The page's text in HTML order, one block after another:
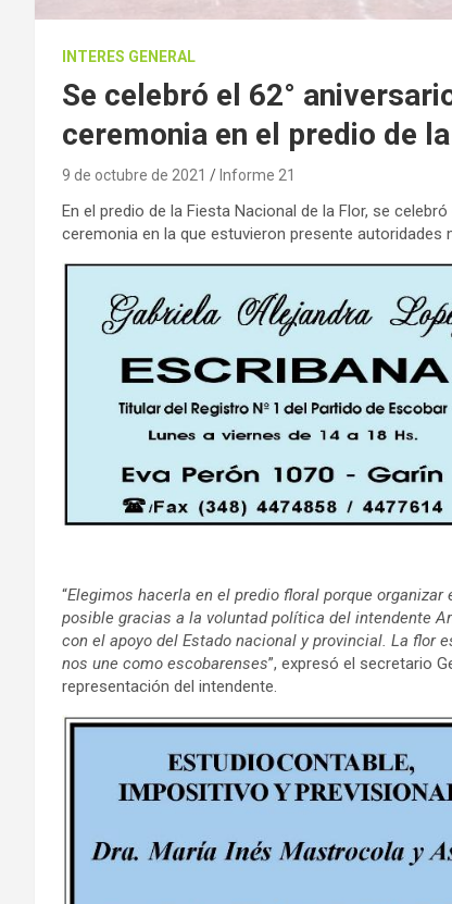
INTERES GENERAL
Se celebró el 62°
ceremonia en el predio de
9 de octubre de 2021 Informe 21
En el predio de la Fiesta Nacional de la Flor, se
ceremonia en la que estuvieron presente autoridades
“Elegimos hacerla en el predio floral porque
posible gracias a la voluntad política del intendente
con el apoyo del Estado nacional y provincial. La flor
nos une como escobarenses”, expresó el secretario
representación del intendente.